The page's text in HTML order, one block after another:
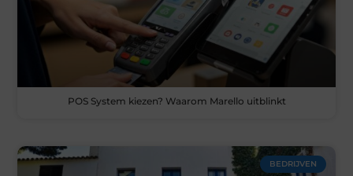
POS System kiezen? Waarom Marello uitblinkt
BEDRIJVEN